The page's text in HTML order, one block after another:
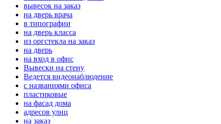
вывесок на заказ
на дверь врача
в типографии
на дверь класса
из оргстекла на заказ
на дверь
на вход в офис
Вывески на стену
Ведется видеонаблюдение
с названиями офиса
пластиковые
на фасад дома
адресов улиц
на заказ